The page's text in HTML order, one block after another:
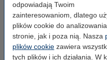
odpowiadają Twoim
zainteresowaniom, dlatego
plików cookie do
stronie, jak i poza nią. Nasza
plików cookie zawiera
tych plików i ich działania. W
Marka:
Typ: taśma
Kolor: zielony
Wymiary: 50 mm